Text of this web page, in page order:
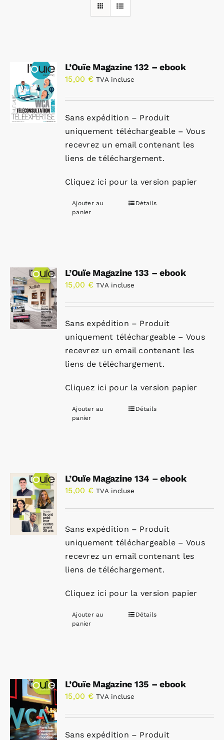
Annonces emploi
L’Ouïe Magazine 132 – ebook
15,00 € TVA incluse
Sans expédition – Produit
uniquement téléchargeable – Vous
recevrez un email contenant les
liens de téléchargement.
Cliquez ici pour la version papier
Ajouter au
panier
Détails
L’Ouïe Magazine 133 – ebook
15,00 € TVA incluse
Sans expédition – Produit
uniquement téléchargeable – Vous
recevrez un email contenant les
liens de téléchargement.
Cliquez ici pour la version papier
Ajouter au
panier
Détails
L’Ouïe Magazine 134 – ebook
15,00 € TVA incluse
Sans expédition – Produit
uniquement téléchargeable – Vous
recevrez un email contenant les
liens de téléchargement.
Cliquez ici pour la version papier
Ajouter au
panier
Détails
L’Ouïe Magazine 135 – ebook
15,00 € TVA incluse
Sans expédition – Produit